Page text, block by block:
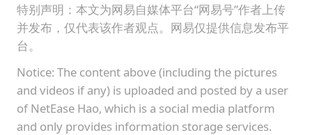
特别声明：本文为网易自媒体平台“网易号”作者上传
并发布，仅代表该作者观点。网易仅提供信息发布平
台。
Notice: The content above (including the pictures
and videos if any) is uploaded and posted by a user
of NetEase Hao, which is a social media platform
and only provides information storage services.